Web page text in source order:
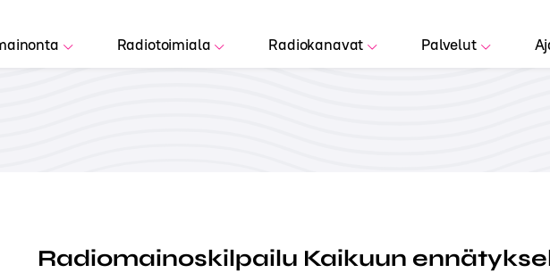
Radiotoimiala Radiokanavat Palvelut
Radiomainoskilpailu Kaikuun